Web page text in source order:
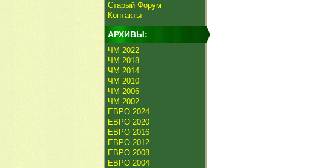
Старый Форум
Контакты
АРХИВЫ:
ЧМ 2022
ЧМ 2018
ЧМ 2014
ЧМ 2010
ЧМ 2006
ЧМ 2002
ЕВРО 2024
ЕВРО 2020
ЕВРО 2016
ЕВРО 2012
ЕВРО 2008
ЕВРО 2004